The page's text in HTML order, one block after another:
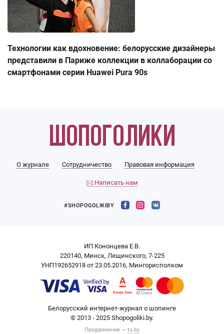
Технологии как вдохновение: белорусские дизайнеры
представили в Париже коллекции в коллаборации со
смартфонами серии Huawei Pura 90s
О журнале Сотрудничество Правовая информация
Написать нам
#SHOPOGOLIKIBY
ИП Кононцева Е.В.
220140, Минск, Лещинского, 7-225
УНП192652918 от 23.05.2016, Мингорисполком
Белорусский интернет-журнал о шопинге
© 2013 - 2025 Shopogoliki.by.
Продвижение — tu.by